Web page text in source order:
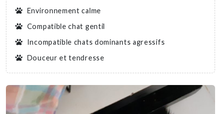
Environnement calme
Compatible chat gentil
Incompatible chats dominants agressifs
Douceur et tendresse